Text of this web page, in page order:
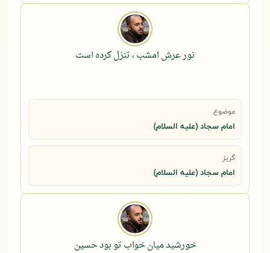
نور عرش امشب ، تنزل کرده است
موضوع
امام سجاد (علیه السلام)
گریز
امام سجاد (علیه السلام)
خورشید میان خواب تو بود حسین